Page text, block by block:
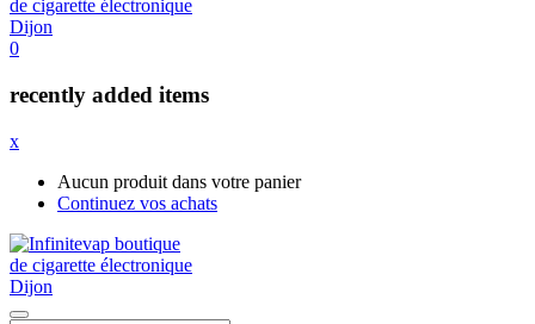
0
recently added items
x
Aucun produit dans votre panier
Continuez vos achats